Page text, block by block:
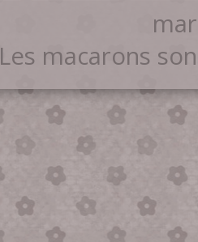
Les macarons